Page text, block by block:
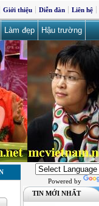
Giới thiệu Diễn đàn Liên hệ
Làm đẹp Hậu trường
Powered by
TIN MỚI NHẤT